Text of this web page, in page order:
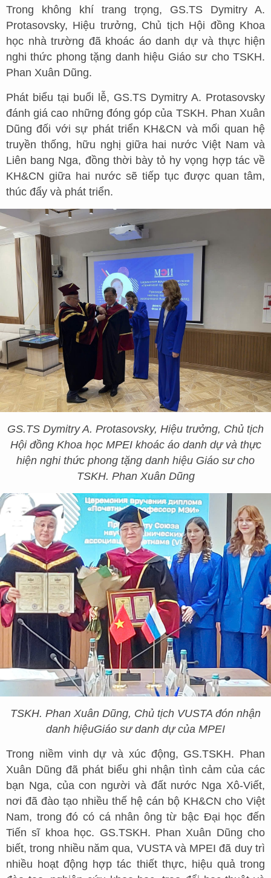
Trong không khí trang trọng, GS.TS Dymitry A.
Protasovsky, Hiệu trưởng, Chủ tịch Hội đồng Khoa
học nhà trường đã khoác áo danh dự và thực hiện
nghi thức phong tặng danh hiệu Giáo sư cho TSKH.
Phan Xuân Dũng.
Phát biểu tại buổi lễ, GS.TS Dymitry A. Protasovsky
đánh giá cao những đóng góp của TSKH. Phan Xuân
Dũng đối với sự phát triển KH&CN và mối quan hệ
truyền thống, hữu nghị giữa hai nước Việt Nam và
Liên bang Nga, đồng thời bày tỏ hy vọng hợp tác về
KH&CN giữa hai nước sẽ tiếp tục được quan tâm,
thúc đẩy và phát triển.
GS.TS Dymitry A. Protasovsky, Hiệu trưởng, Chủ tịch
Hội đồng Khoa học MPEI khoác áo danh dự và thực
hiện nghi thức phong tặng danh hiệu Giáo sư cho
TSKH. Phan Xuân Dũng
TSKH. Phan Xuân Dũng, Chủ tịch VUSTA đón nhận
danh hiệuGiáo sư danh dự của MPEI
Trong niềm vinh dự và xúc động, GS.TSKH. Phan
Xuân Dũng đã phát biểu ghi nhận tình cảm của các
bạn Nga, của con người và đất nước Nga Xô-Viết,
nơi đã đào tạo nhiều thế hệ cán bộ KH&CN cho Việt
Nam, trong đó có cá nhân ông từ bậc Đại học đến
Tiến sĩ khoa học. GS.TSKH. Phan Xuân Dũng cho
biết, trong nhiều năm qua, VUSTA và MPEI đã duy trì
nhiều hoạt động hợp tác thiết thực, hiệu quả trong